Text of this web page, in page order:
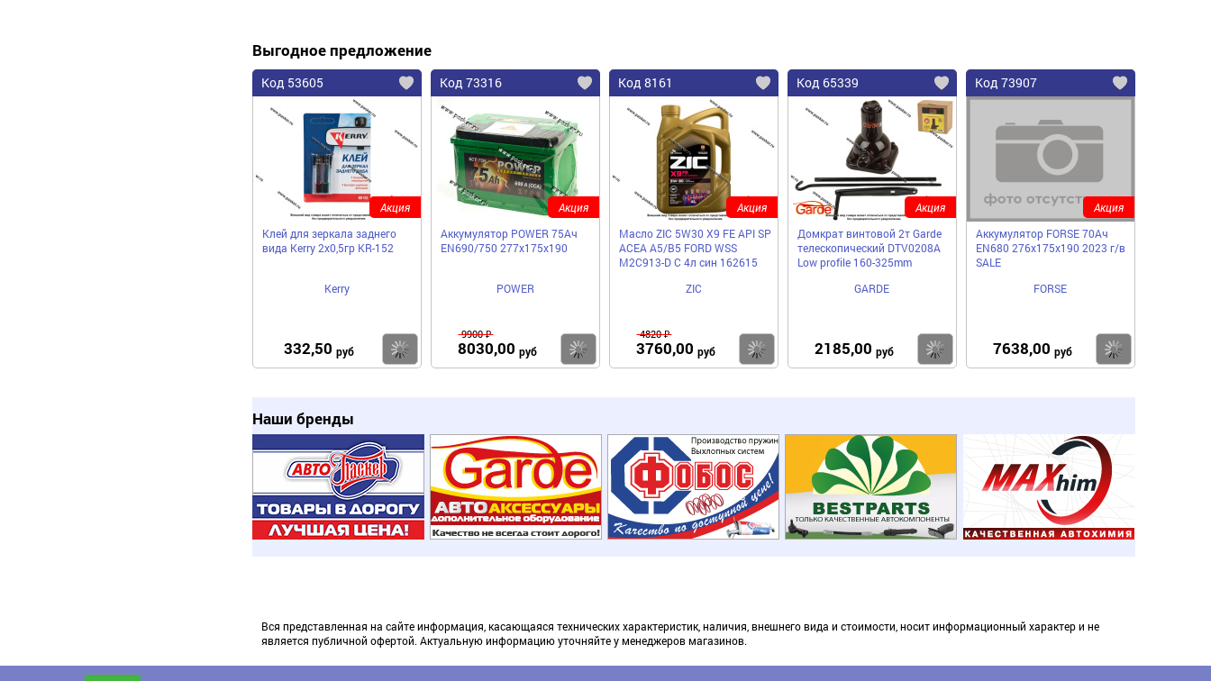
Выгодное предложение
Код 53605
Клей для зеркала заднего
вида Kerry 2х0,5гр KR-152
Kerry
332,50 руб Купить
Акция
Код 73316
Аккумулятор POWER 75Ач
EN690/750 277х175х190
POWER
9900 ₽
8030,00 руб Купить
Акция
Код 8161
Масло ZIC 5W30 X9 FE API SP
ACEA A5/B5 FORD WSS
M2C913-D C 4л син 162615
ZIC
4820 ₽
3760,00 руб Купить
Акция
Код 65339
Домкрат винтовой 2т Garde
телескопический DTV0208A
Low profile 160-325mm
GARDE
2185,00 руб Купить
Акция
Код 73907
Аккумулятор FORSE 70Ач
EN680 276х175х190 2023 г/в
SALE
FORSE
7638,00 руб
Акция
Наши бренды
Вся представленная на сайте информация, касающаяся технических характеристик, наличия, внешнего вида и стоимости, носит информационный характер и не
является публичной офертой. Актуальную информацию уточняйте у менеджеров магазинов.